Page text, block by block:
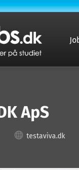
ApS
testaviva.dk